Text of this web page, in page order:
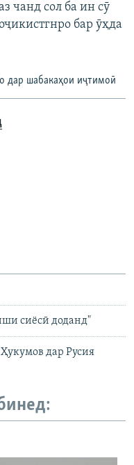
чанд сол ба ин сӯ
бар ӯҳда
дар шабакаҳои иҷтимоӣ
сиёсӣ доданд"
дар Русия